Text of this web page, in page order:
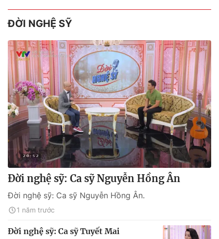
ĐỜI NGHỆ SỸ
Đời nghệ sỹ: Ca sỹ Nguyễn Hồng Ân
Đời nghệ sỹ: Ca sỹ Nguyễn Hồng Ân.
1 năm trước
Đời nghệ sỹ: Ca sỹ Tuyết Mai